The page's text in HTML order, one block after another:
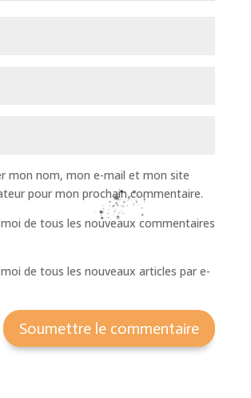
mon nom, mon e-mail et mon site
pour mon prochain commentaire.
de tous les nouveaux commentaires
de tous les nouveaux articles par e-
Soumettre le commentaire